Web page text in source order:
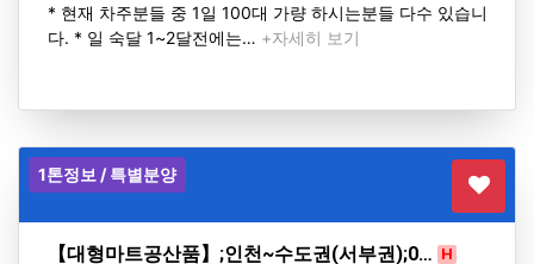
* 현재 차주분들 중 1일 100대 가량 하시는분들 다수 있습니
다. * 일 숙달 1~2달전에는… +자세히 보기
1톤정보 / 특별분양
【대형마트공산품】;인천~수도권(서부권);0… H